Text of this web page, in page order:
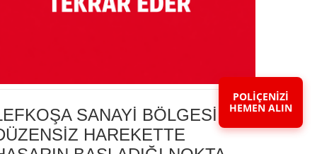
SANAYİ BÖLGESİ
HAREKETTE
POLİÇENİZİ
HEMEN ALIN